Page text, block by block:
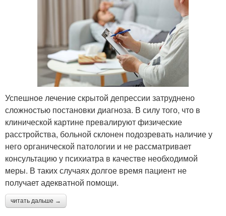
Успешное лечение скрытой депрессии затруднено
сложностью постановки диагноза. В силу того, что в
клинической картине превалируют физические
расстройства, больной склонен подозревать наличие у
него органической патологии и не рассматривает
консультацию у психиатра в качестве необходимой
меры. В таких случаях долгое время пациент не
получает адекватной помощи.
читать дальше →